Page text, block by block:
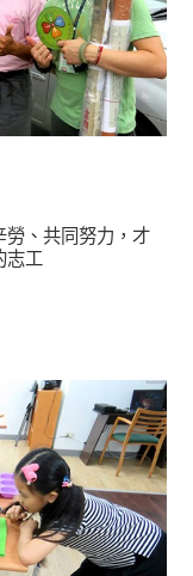
勞、共同努力，才
志工
學習分享